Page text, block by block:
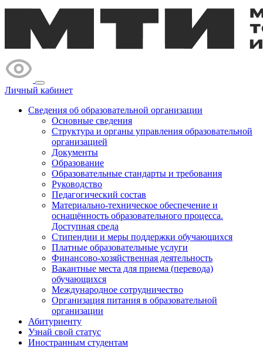
Личный кабинет
Сведения об образовательной организации
Основные сведения
Структура и органы управления образовательной
организацией
Документы
Образование
Образовательные стандарты и требования
Руководство
Педагогический состав
Материально-техническое обеспечение и
оснащённость образовательного процесса.
Доступная среда
Стипендии и меры поддержки обучающихся
Платные образовательные услуги
Финансово-хозяйственная деятельность
Вакантные места для приема (перевода)
обучающихся
Международное сотрудничество
Организация питания в образовательной
организации
Абитуриенту
Узнай свой статус
Иностранным студентам